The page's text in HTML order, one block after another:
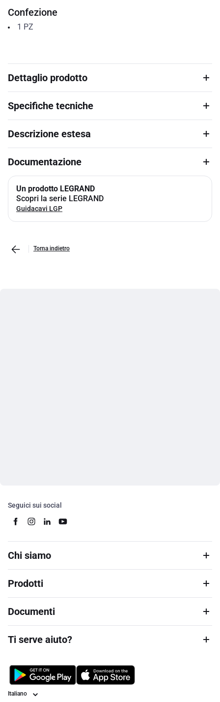
Confezione
1 PZ
Dettaglio prodotto
Specifiche tecniche
Descrizione estesa
Documentazione
Un prodotto LEGRAND
Scopri la serie LEGRAND
Guidacavi LGP
Torna indietro
Seguici sui social
Chi siamo
Prodotti
Documenti
Ti serve aiuto?
Lingua